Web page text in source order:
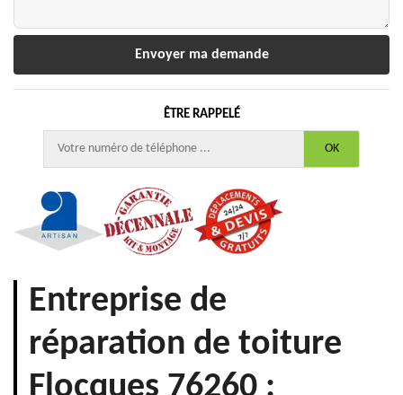
ÊTRE RAPPELÉ
Entreprise de
réparation de toiture
Flocques 76260 :